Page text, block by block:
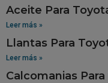
Aceite Para
Leer más »
Llantas Para
Leer más »
Calcomanias